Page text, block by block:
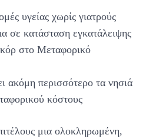
υγείας χωρίς γιατρούς
σε κατάσταση εγκατάλειψης
στο Μεταφορικό
ακόμη περισσότερο τα νησιά
κόστους
μια ολοκληρωμένη,